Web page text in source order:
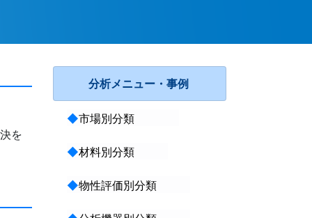
を
分析メニュー・事例
◆市場別分類
◆材料別分類
◆物性評価別分類